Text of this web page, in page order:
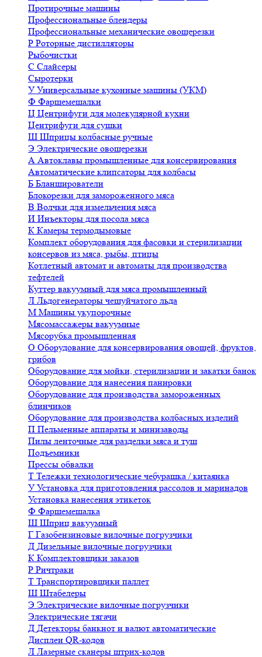
Протирочные машины
Профессиональные блендеры
Профессиональные механические овощерезки
Р Роторные дистилляторы
Рыбочистки
С Слайсеры
Сыротерки
У Универсальные кухонные машины (УКМ)
Ф Фаршемешалки
Ц Центрифуги для молекулярной кухни
Центрифуги для сушки
Ш Шприцы колбасные ручные
Э Электрические овощерезки
А Автоклавы промышленные для консервирования
Автоматические клипсаторы для колбасы
Б Бланширователи
Блокорезки для замороженного мяса
В Волчки для измельчения мяса
И Инъекторы для посола мяса
К Камеры термодымовые
Комплект оборудования для фасовки и стерилизации
консервов из мяса, рыбы, птицы
Котлетный автомат и автоматы для производства
тефтелей
Куттер вакуумный для мяса промышленный
Л Льдогенераторы чешуйчатого льда
М Машины укупорочные
Мясомассажеры вакуумные
Мясорубка промышленная
О Оборудование для консервирования овощей, фруктов,
грибов
Оборудование для мойки, стерилизации и закатки банок
Оборудование для нанесения панировки
Оборудование для производства замороженных
блинчиков
Оборудование для производства колбасных изделий
П Пельменные аппараты и минизаводы
Пилы ленточные для разделки мяса и туш
Подъемники
Прессы обвалки
Т Тележки технологические чебурашка / китаянка
У Установка для приготовления рассолов и маринадов
Установка нанесения этикеток
Ф Фаршемешалка
Ш Шприц вакуумный
Г Газобензиновые вилочные погрузчики
Д Дизельные вилочные погрузчики
К Комплектовщики заказов
Р Ричтраки
Т Транспортировщики паллет
Ш Штабелеры
Э Электрические вилочные погрузчики
Электрические тягачи
Д Детекторы банкнот и валют автоматические
Дисплеи QR-кодов
Л Лазерные сканеры штрих-кодов